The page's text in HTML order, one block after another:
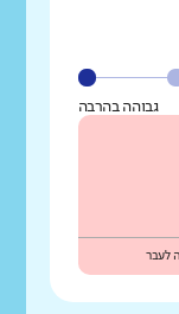
גבוהה בהרבה
לעבר